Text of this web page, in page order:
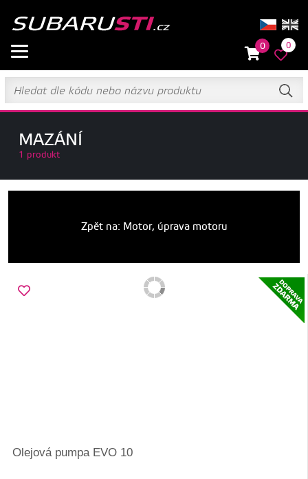
0 0
MAZÁNÍ
1 produkt
Zpět na: Motor, úprava motoru
Olejová pumpa EVO 10